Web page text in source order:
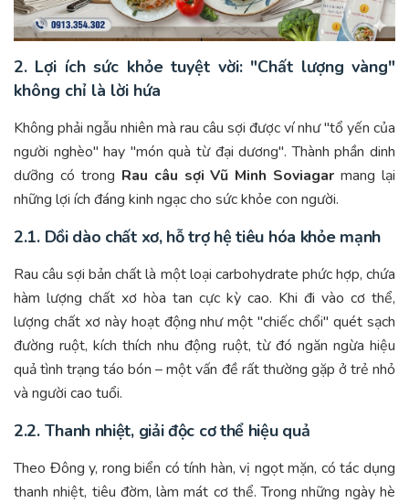
2. Lợi ích sức khỏe tuyệt vời: "Chất lượng vàng"
không chỉ là lời hứa
Không phải ngẫu nhiên mà rau câu sợi được ví như "tổ yến của
người nghèo" hay "món quà từ đại dương". Thành phần dinh
dưỡng có trong Rau câu sợi Vũ Minh Soviagar mang lại
những lợi ích đáng kinh ngạc cho sức khỏe con người.
2.1. Dồi dào chất xơ, hỗ trợ hệ tiêu hóa khỏe mạnh
Rau câu sợi bản chất là một loại carbohydrate phức hợp, chứa
hàm lượng chất xơ hòa tan cực kỳ cao. Khi đi vào cơ thể,
lượng chất xơ này hoạt động như một "chiếc chổi" quét sạch
đường ruột, kích thích nhu động ruột, từ đó ngăn ngừa hiệu
quả tình trạng táo bón – một vấn đề rất thường gặp ở trẻ nhỏ
và người cao tuổi.
2.2. Thanh nhiệt, giải độc cơ thể hiệu quả
Theo Đông y, rong biển có tính hàn, vị ngọt mặn, có tác dụng
thanh nhiệt, tiêu đờm, làm mát cơ thể. Trong những ngày hè